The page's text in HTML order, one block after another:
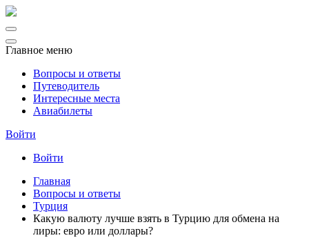
Главное меню
Вопросы и ответы
Путеводитель
Интересные места
Авиабилеты
Войти
Войти
Главная
Вопросы и ответы
Турция
Какую валюту лучше взять в Турцию для обмена на
лиры: евро или доллары?